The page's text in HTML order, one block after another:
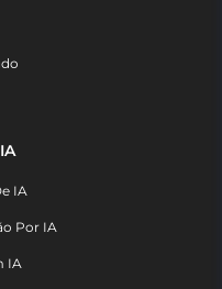
IA
Por IA
IA